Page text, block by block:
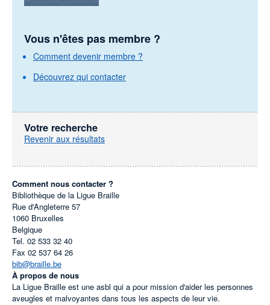
Vous n'êtes pas membre ?
Comment devenir membre ?
Découvrez qui contacter
Votre recherche
Revenir aux résultats
Comment nous contacter ?
Bibliothèque de la Ligue Braille
Rue d'Angleterre 57
1060 Bruxelles
Belgique
Tel. 02 533 32 40
Fax 02 537 64 26
bib@braille.be
À propos de nous
La Ligue Braille est une asbl qui a pour mission d'aider les personnes
aveugles et malvoyantes dans tous les aspects de leur vie.